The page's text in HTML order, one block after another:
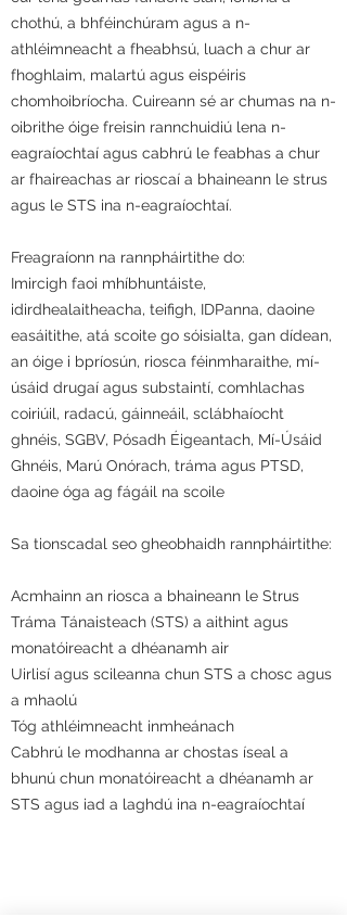
chothú, a bhféinchúram agus a n-
athléimneacht a fheabhsú, luach a chur ar
fhoghlaim, malartú agus eispéiris
chomhoibríocha. Cuireann sé ar chumas na n-
oibrithe óige freisin rannchuidiú lena n-
eagraíochtaí agus cabhrú le feabhas a chur
ar fhaireachas ar rioscaí a bhaineann le strus
agus le STS ina n-eagraíochtaí.
Freagraíonn na rannpháirtithe do:
Imircigh faoi mhíbhuntáiste,
idirdhealaitheacha, teifigh, IDPanna, daoine
easáitithe, atá scoite go sóisialta, gan dídean,
an óige i bpríosún, riosca féinmharaithe, mí-
úsáid drugaí agus substaintí, comhlachas
coiriúil, radacú, gáinneáil, sclábhaíocht
ghnéis, SGBV, Pósadh Éigeantach, Mí-Úsáid
Ghnéis, Marú Onórach, tráma agus PTSD,
daoine óga ag fágáil na scoile
Sa tionscadal seo gheobhaidh rannpháirtithe:
Acmhainn an riosca a bhaineann le Strus
Tráma Tánaisteach (STS) a aithint agus
monatóireacht a dhéanamh air
Uirlisí agus scileanna chun STS a chosc agus
a mhaolú
Tóg athléimneacht inmheánach
Cabhrú le modhanna ar chostas íseal a
bhunú chun monatóireacht a dhéanamh ar
STS agus iad a laghdú ina n-eagraíochtaí